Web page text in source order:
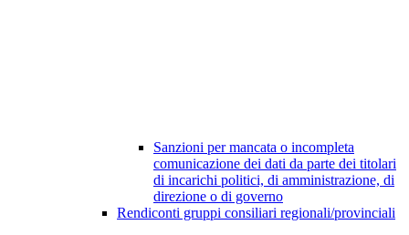
Sanzioni per mancata o incompleta
comunicazione dei dati da parte dei titolari
di incarichi politici, di amministrazione, di
direzione o di governo
Rendiconti gruppi consiliari regionali/provinciali